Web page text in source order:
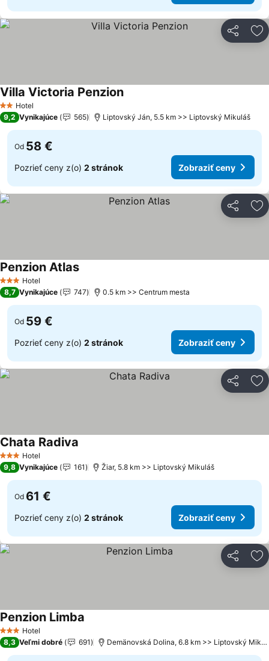
Zdieľať
2 Počet hviezdičiek
Hotel
Villa Victoria Penzion
9,2 Vynikajúce 565 Liptovský Ján, 5.5 km >> Liptovský Mikuláš
Od 58 €
Pozrieť ceny z(o) 2 stránok Zobraziť ceny
Zdieľať
3 Počet hviezdičiek
Hotel
Penzion Atlas
8,7 Vynikajúce 747 0.5 km >> Centrum mesta
Od 59 €
Pozrieť ceny z(o) 2 stránok Zobraziť ceny
Zdieľať
3 Počet hviezdičiek
Hotel
Chata Radiva
9,8 Vynikajúce 161 Žiar, 5.8 km >> Liptovský Mikuláš
Od 61 €
Pozrieť ceny z(o) 2 stránok Zobraziť ceny
Zdieľať
3 Počet hviezdičiek
Hotel
Penzion Limba
8,3 Veľmi dobré 691 Demänovská Dolina, 6.8 km >> Liptovský Mikuláš